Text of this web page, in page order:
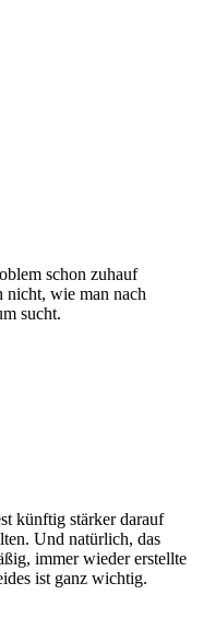
schon zuhauf
nicht, wie man nach
sucht.
künftig stärker darauf
Und natürlich, das
immer wieder erstellte
ist ganz wichtig.